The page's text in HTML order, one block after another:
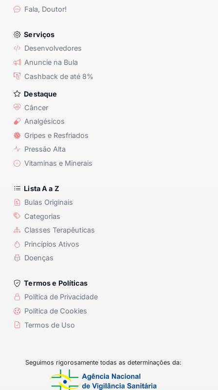
Fala, Doutor!
Serviços
Desenvolvedores
Anuncie na Bula
Cashback de até 8%
Destaque
Câncer
Analgésicos
Gripes e Resfriados
Pressão Alta
Vitaminas e Minerais
Lista A a Z
Bulas Originais
Categorias
Classes Terapêuticas
Princípios Ativos
Doenças
Termos e Políticas
Política de Privacidade
Política de Cookies
Termos de Uso
Seguimos rigorosamente todas as determinações da: